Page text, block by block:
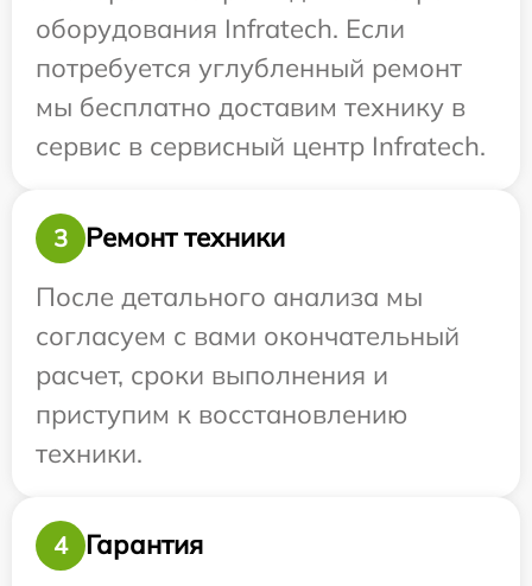
оборудования Infratech. Если
потребуется углубленный ремонт
мы бесплатно доставим технику в
сервис в сервисный центр Infratech.
3
Ремонт техники
После детального анализа мы
согласуем с вами окончательный
расчет, сроки выполнения и
приступим к восстановлению
техники.
4 Гарантия